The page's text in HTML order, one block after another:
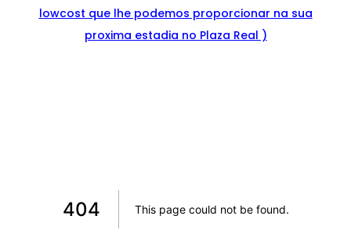
lowcost que lhe podemos proporcionar na sua
proxima estadia no Plaza Real )